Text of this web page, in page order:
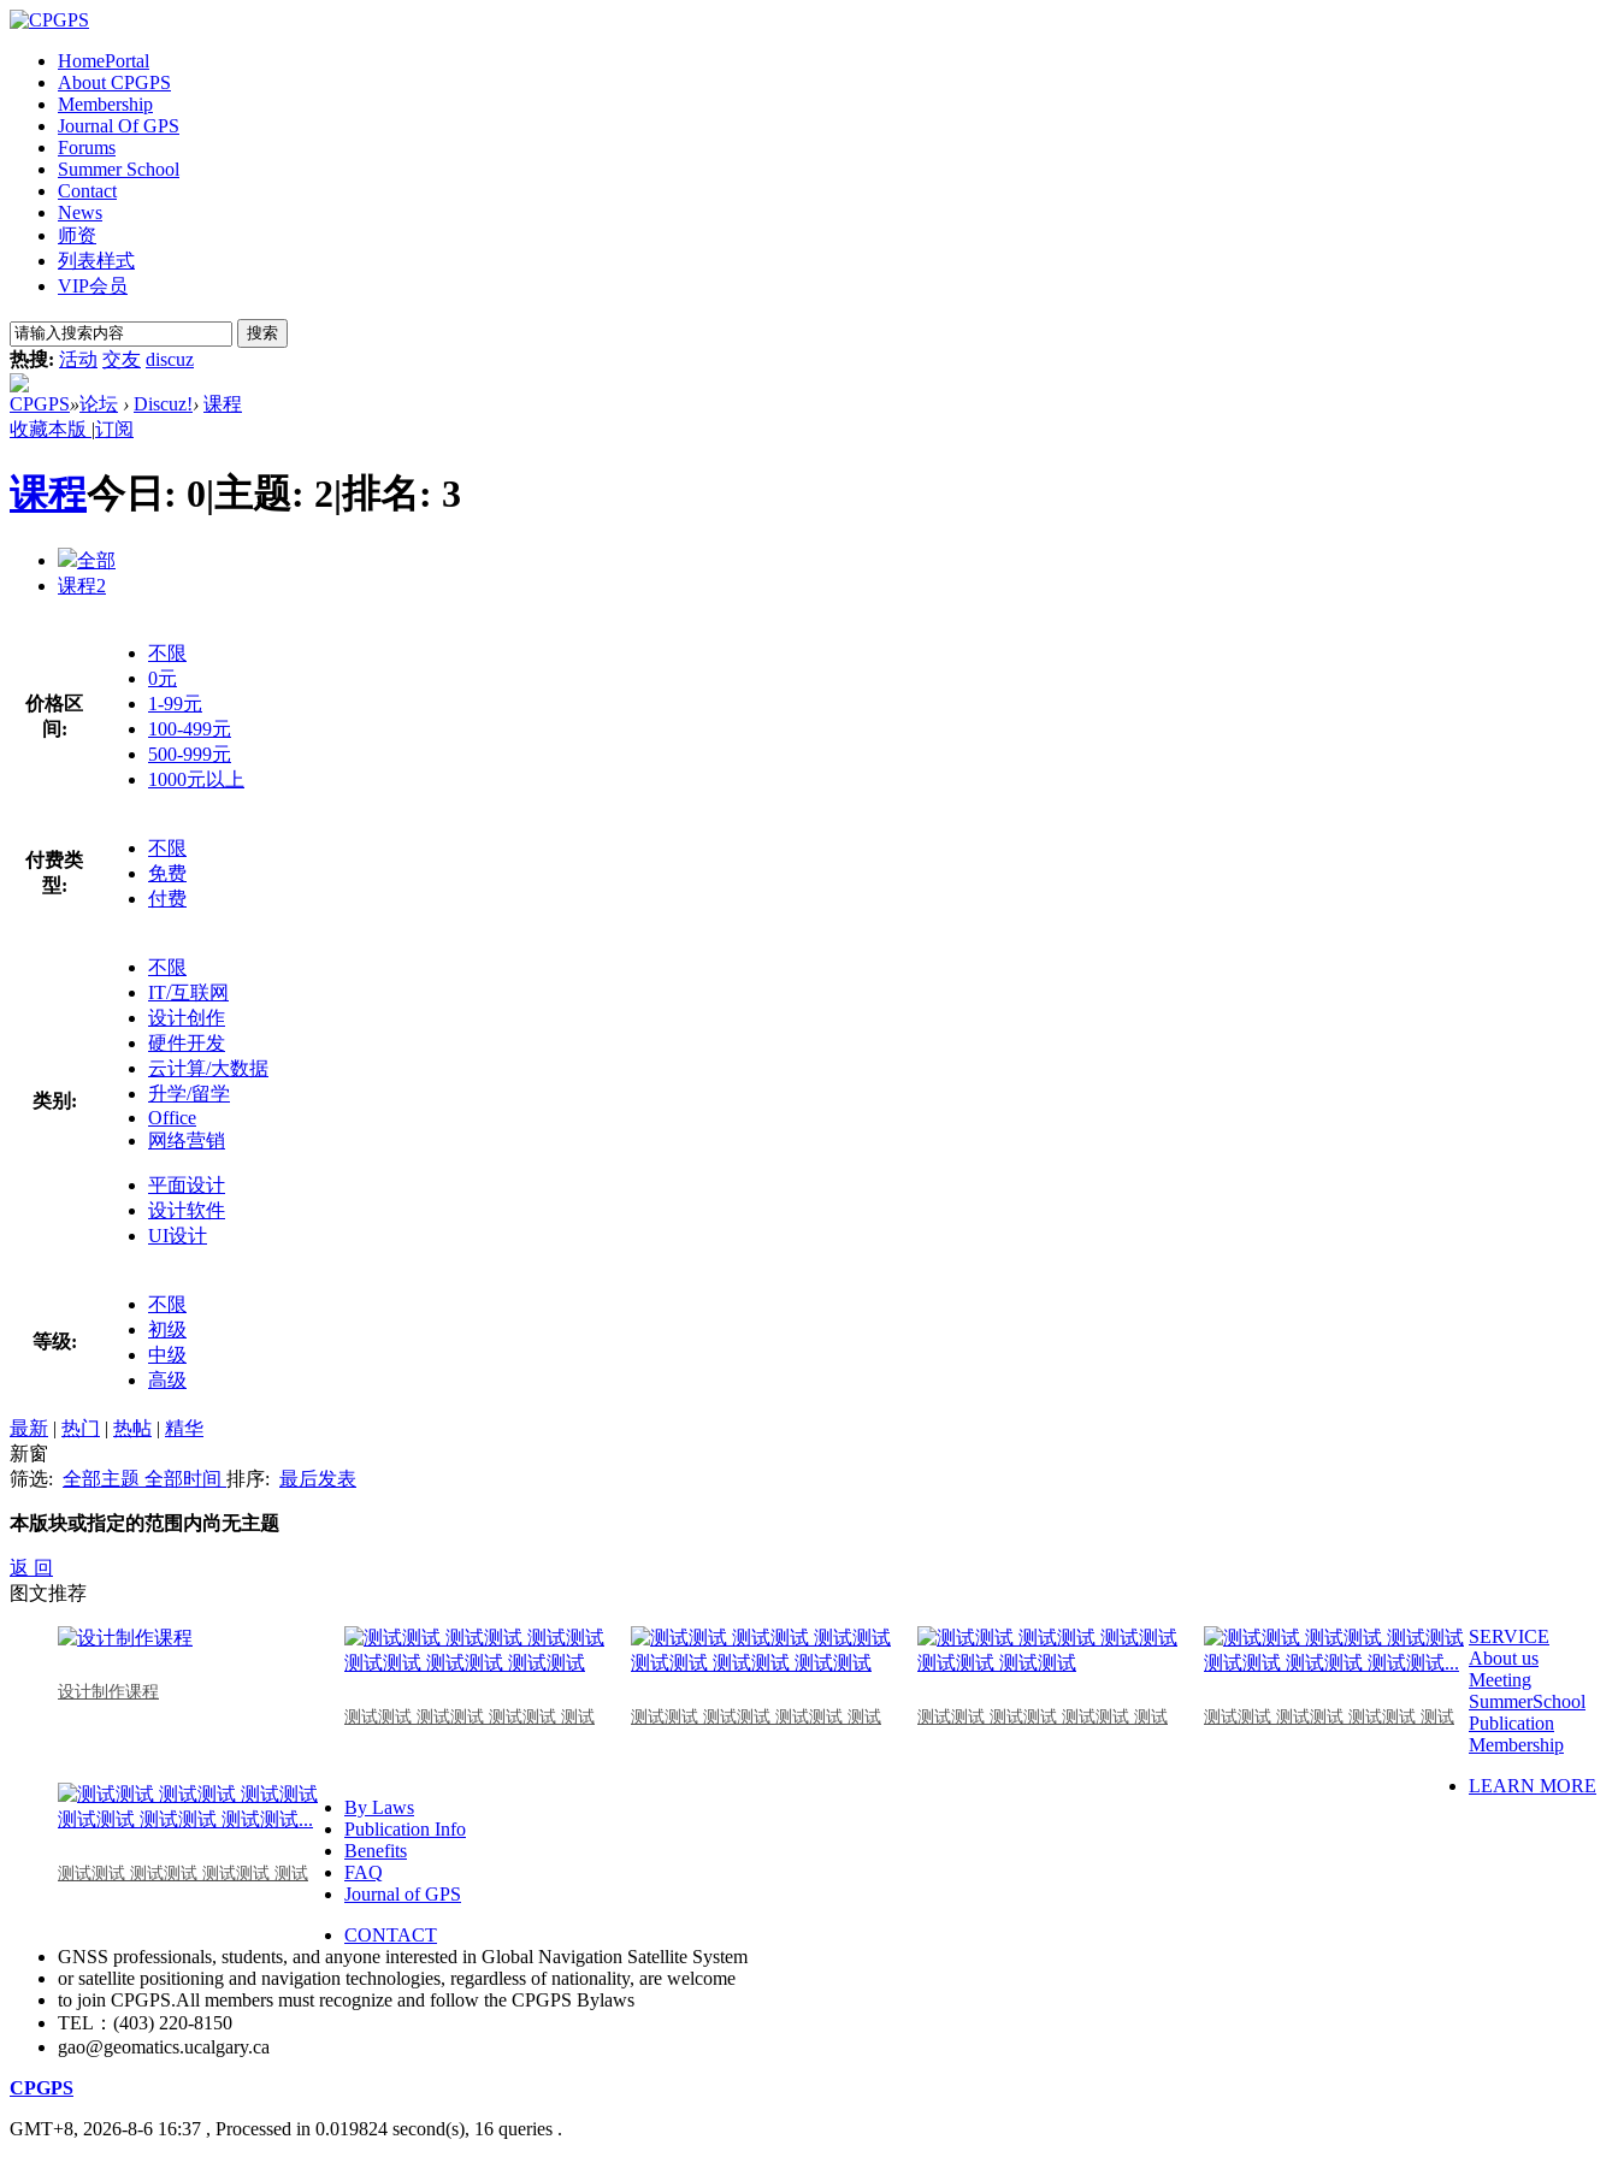
HomePortal
About CPGPS
Membership
Journal Of GPS
Forums
Summer School
Contact
News
师资
列表样式
VIP会员
搜索
热搜: 活动 交友 discuz
CPGPS»论坛 › Discuz!› 课程
收藏本版 |订阅
课程今日: 0|主题: 2|排名: 3
全部
课程2
价格区
间:
不限
0元
1-99元
100-499元
500-999元
1000元以上
付费类
型:
不限
免费
付费
类别:
不限
IT/互联网
设计创作
硬件开发
云计算/大数据
升学/留学
Office
网络营销
平面设计
设计软件
UI设计
等级:
不限
初级
中级
高级
最新 | 热门 | 热帖 | 精华
新窗
筛选: 全部主题 全部时间 排序: 最后发表
本版块或指定的范围内尚无主题
返 回
图文推荐
设计制作课程
测试测试 测试测试 测试测试 测试
测试测试 测试测试 测试测试 测试 测试测试 测试测试 测试测试 测试 测试测试 测试测试 测试测试 测试
测试测试 测试测试 测试测试 测试
SERVICE
About us
Meeting
SummerSchool
Publication
Membership
LEARN MORE
By Laws
Publication Info
Benefits
FAQ
Journal of GPS
CONTACT
GNSS professionals, students, and anyone interested in Global Navigation Satellite System
or satellite positioning and navigation technologies, regardless of nationality, are welcome
to join CPGPS.All members must recognize and follow the CPGPS Bylaws
TEL：(403) 220-8150
gao@geomatics.ucalgary.ca
CPGPS
GMT+8, 2026-8-6 16:37 , Processed in 0.019824 second(s), 16 queries .